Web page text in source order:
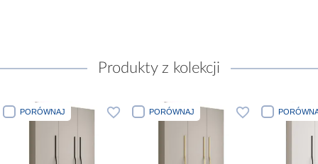
Produkty z kolekcji
PORÓWNAJ PORÓWNAJ